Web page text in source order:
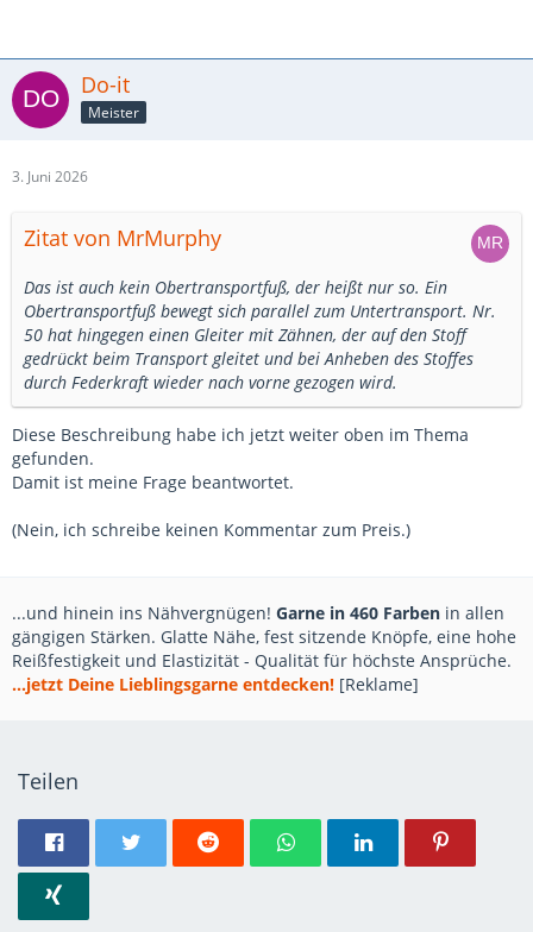
Do-it
Meister
3. Juni 2026
Zitat von MrMurphy
Das ist auch kein Obertransportfuß, der heißt nur so. Ein
Obertransportfuß bewegt sich parallel zum Untertransport. Nr.
50 hat hingegen einen Gleiter mit Zähnen, der auf den Stoff
gedrückt beim Transport gleitet und bei Anheben des Stoffes
durch Federkraft wieder nach vorne gezogen wird.
Diese Beschreibung habe ich jetzt weiter oben im Thema
gefunden.
Damit ist meine Frage beantwortet.
(Nein, ich schreibe keinen Kommentar zum Preis.)
...und hinein ins Nähvergnügen! Garne in 460 Farben in allen
gängigen Stärken. Glatte Nähe, fest sitzende Knöpfe, eine hohe
Reißfestigkeit und Elastizität - Qualität für höchste Ansprüche.
...jetzt Deine Lieblingsgarne entdecken! [Reklame]
Teilen